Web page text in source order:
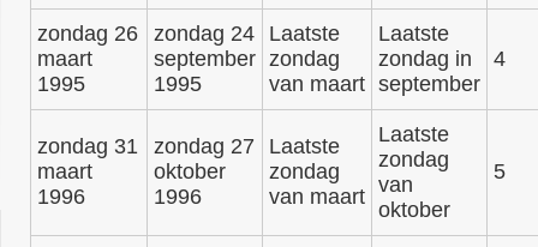
zondag 26
maart
1995
zondag 24
september
1995
Laatste
zondag
van maart
Laatste
zondag in
september
4
zondag 31
maart
1996
zondag 27
oktober
1996
Laatste
zondag
van maart
Laatste
zondag
van
oktober
5